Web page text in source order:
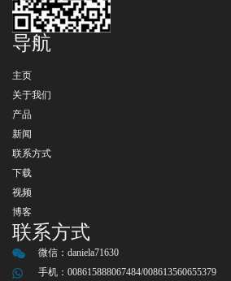
导航
主页
关于我们
产品
新闻
联系方式
下载
视频
博客
联系方式
微信： daniela71630
手机：008615888067484/008613560655379